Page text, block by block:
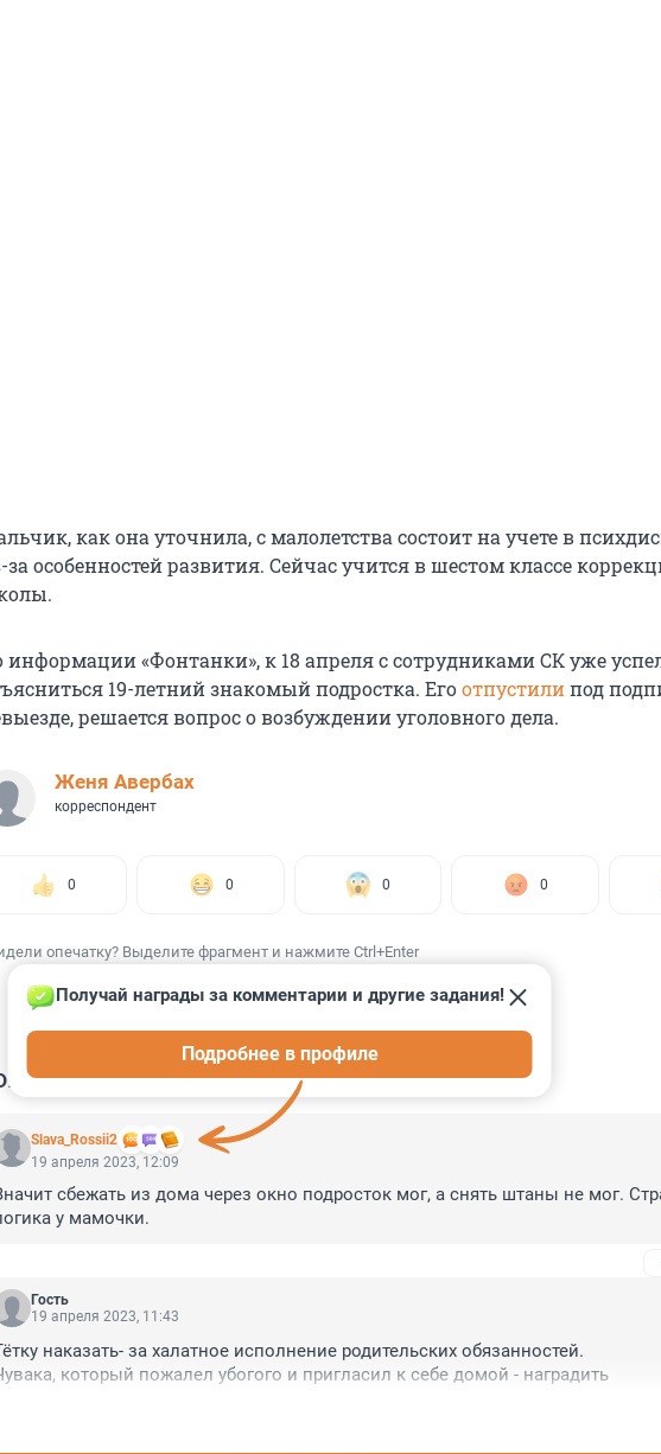
как она уточнила, с малолетства состоит на учете в
за особенностей развития. Сейчас учится в шестом классе
информации «Фонтанки», к 18 апреля с сотрудниками СК уже
19-летний знакомый подростка. Егоотпустилипод
решается вопрос о возбуждении уголовного дела.
Женя Авербах
корреспондент
0 0 0 0
опечатку? Выделите фрагмент и нажмите Ctrl+Enter
17
Slava_Rossii2
Получай награды за комментарии и другие задания!
Подробнее в профиле
19 апреля 2023, 12:09
сбежать из дома через окно подросток мог, а снять штаны не мог.
у мамочки.
Гость
19 апреля 2023, 11:43
наказать- за халатное исполнение родительских обязанностей.
который пожалел убогого и пригласил к себе домой - наградить